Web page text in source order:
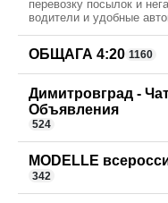
перевозку посылок и
водители и удобные
ОБЩАГА 4:20 1160
Димитровград -
Объявления
524
MODELLE
342